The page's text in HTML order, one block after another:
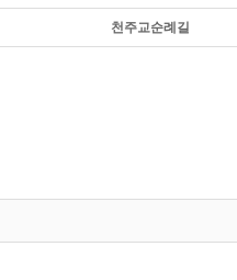
천주교순례길